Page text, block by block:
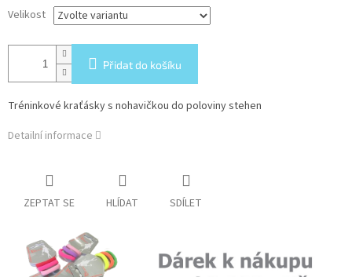
Velikost
Přidat do košíku
Tréninkové kraťásky s nohavičkou do poloviny stehen
Detailní informace
ZEPTAT SE HLÍDAT SDÍLET